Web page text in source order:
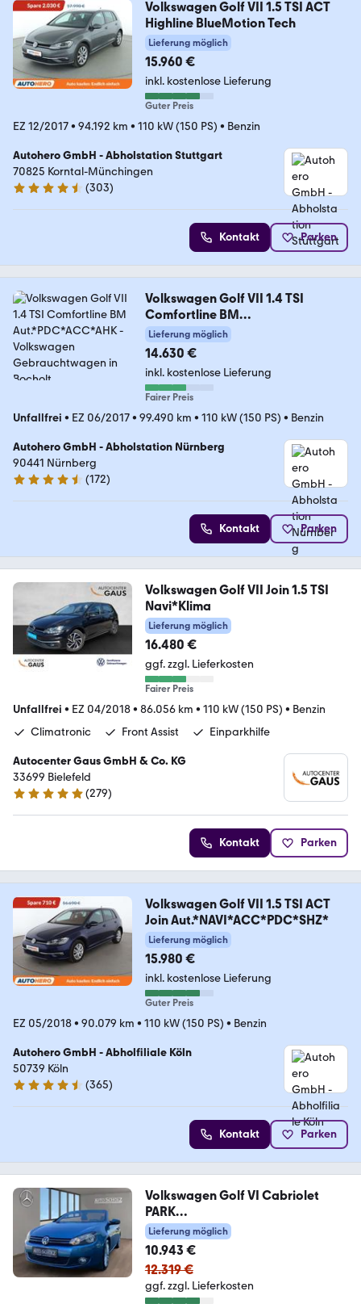
Volkswagen Golf VII 1.5 TSI ACT
Highline BlueMotion Tech
Lieferung möglich
15.960 €
inkl. kostenlose Lieferung
Guter Preis
EZ 12/2017• 94.192 km • 110 kW (150 PS) • Benzin
Autohero GmbH - Abholstation Stuttgart
70825 Korntal-Münchingen
4.4 Sterne
(303)
Kontakt Parken
Volkswagen Golf VII 1.4 TSI
Comfortline BM
Aut.*PDC*ACC*AHK
Lieferung möglich
14.630 €
inkl. kostenlose Lieferung
Fairer Preis
Unfallfrei • EZ 06/2017• 99.490 km • 110 kW (150 PS) • Benzin
Autohero GmbH - Abholstation Nürnberg
90441 Nürnberg
4.5 Sterne
(172)
Kontakt Parken
Volkswagen Golf VII Join 1.5 TSI
Navi*Klima
Lieferung möglich
16.480 €
ggf. zzgl. Lieferkosten
Fairer Preis
Unfallfrei • EZ 04/2018• 86.056 km • 110 kW (150 PS) • Benzin
Climatronic
Front Assist Einparkhilfe
Autocenter Gaus GmbH & Co. KG
33699 Bielefeld
4.9 Sterne
(279)
Kontakt Parken
Volkswagen Golf VII 1.5 TSI ACT
Join Aut.*NAVI*ACC*PDC*SHZ*
Lieferung möglich
15.980 €
inkl. kostenlose Lieferung
Guter Preis
EZ 05/2018• 90.079 km • 110 kW (150 PS) • Benzin
Autohero GmbH - Abholfiliale Köln
50739 Köln
4.6 Sterne
(365)
Kontakt Parken
Volkswagen Golf VI Cabriolet
PARK
ASSIST+NAVI+WINDSCHOTT+BC
Lieferung möglich
10.943 €
12.319 €
ggf. zzgl. Lieferkosten